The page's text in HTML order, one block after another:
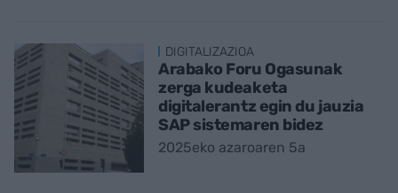
DIGITALIZAZIOA
Arabako Foru Ogasunak
zerga kudeaketa
digitalerantz egin du jauzia
SAP sistemaren bidez
2025eko azaroaren 5a